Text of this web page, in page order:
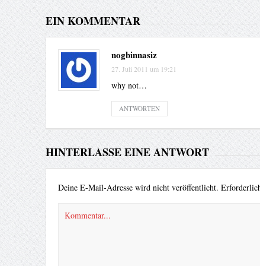
EIN KOMMENTAR
nogbinnasiz
27. Juli 2011 um 19:21
why not…
ANTWORTEN
HINTERLASSE EINE ANTWORT
Deine E-Mail-Adresse wird nicht veröffentlicht.